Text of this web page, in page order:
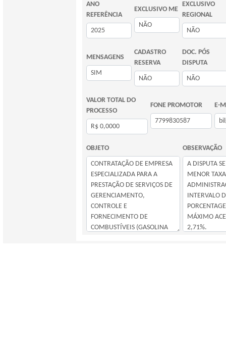
ANO
REFERÊNCIA
EXCLUSIVO ME
EXCLUSIVO
REGIONAL
MENSAGENS
CADASTRO
RESERVA
DOC. PÓS
DISPUTA
VALOR TOTAL DO
PROCESSO
FONE PROMOTOR E-
OBJETO OBSERVAÇÃO